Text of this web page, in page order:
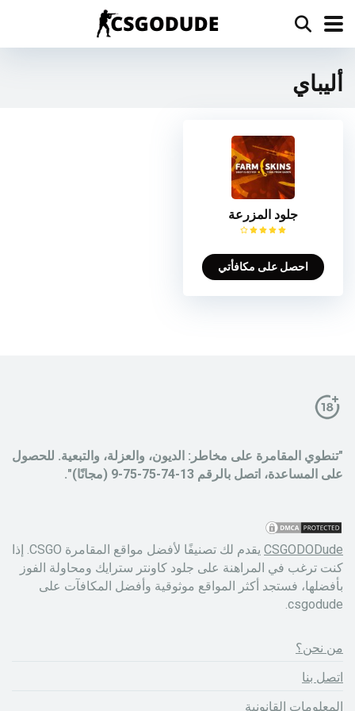
أليباي
جلود المزرعة
احصل على مكافأتي
"تنطوي المقامرة على مخاطر: الديون، والعزلة، والتبعية. للحصول
على المساعدة، اتصل بالرقم 13-74-75-75-9 (مجانًا)".
CSGODODude
يقدم لك تصنيفًا لأفضل مواقع المقامرة CSGO. إذا
كنت ترغب في المراهنة على جلود كاونتر سترايك ومحاولة الفوز
بأفضلها، فستجد أكثر المواقع موثوقية وأفضل المكافآت على
csgodude.
من نحن؟
اتصل بنا
المعلومات القانونية